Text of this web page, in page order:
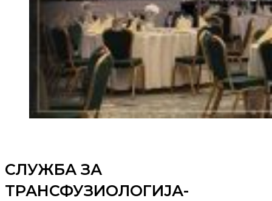
СЛУЖБА ЗА
ТРАНСФУЗИОЛОГИЈА-